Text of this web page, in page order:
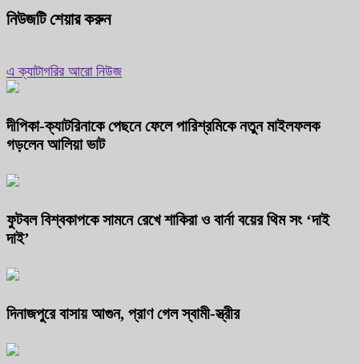
নিউজটি শেয়ার করুন
এ ক্যাটাগরির আরো নিউজ
দীপিকা-ক্যাটরিনাকে পেছনে ফেলে পারিশ্রমিকে নতুন মাইলফলক
গড়লেন আলিয়া ভাট
ফুটবল বিশ্বকাপকে সামনে রেখে শাকিরা ও বার্না বয়ের থিম সং ‘দাই
দাই’
দিনাজপুরে বাসায় আগুন, প্রাণ গেল স্বামী-স্ত্রীর